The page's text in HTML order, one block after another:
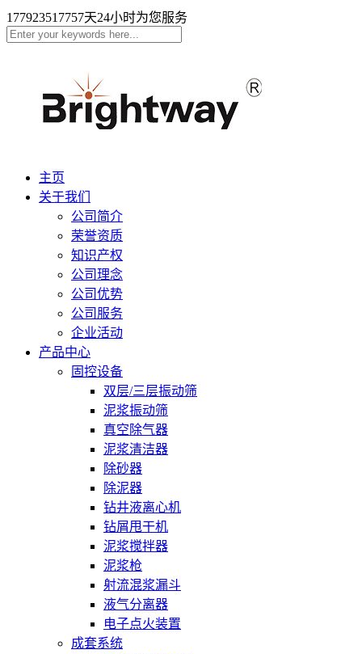
177923517757天24小时为您服务
主页
关于我们
公司简介
荣誉资质
知识产权
公司理念
公司优势
公司服务
企业活动
产品中心
固控设备
双层/三层振动筛
泥浆振动筛
真空除气器
泥浆清洁器
除砂器
除泥器
钻井液离心机
钻屑甩干机
泥浆搅拌器
泥浆枪
射流混浆漏斗
液气分离器
电子点火装置
成套系统